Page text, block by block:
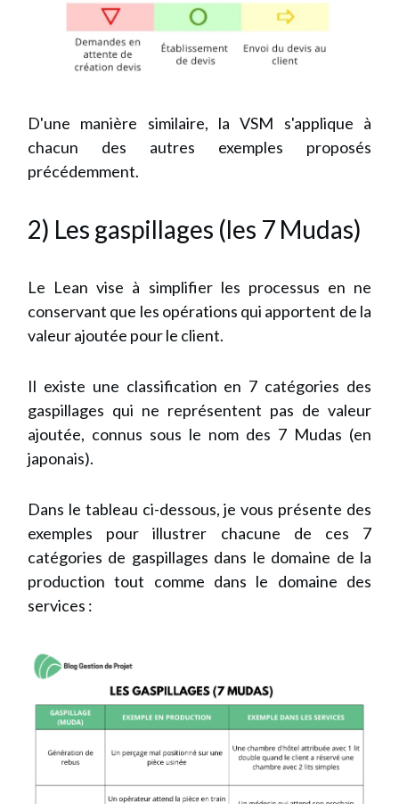
D'une manière similaire, la VSM s'applique à
chacun des autres exemples proposés
précédemment.
2) Les gaspillages (les 7 Mudas)
Le Lean vise à simplifier les processus en ne
conservant que les opérations qui apportent de la
valeur ajoutée pour le client.
Il existe une classification en 7 catégories des
gaspillages qui ne représentent pas de valeur
ajoutée, connus sous le nom des 7 Mudas (en
japonais).
Dans le tableau ci-dessous, je vous présente des
exemples pour illustrer chacune de ces 7
catégories de gaspillages dans le domaine de la
production tout comme dans le domaine des
services :